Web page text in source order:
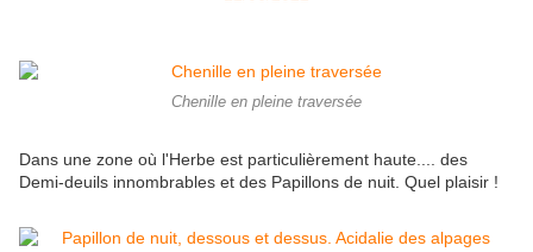
Chenille en pleine traversée
Dans une zone où l'Herbe est particulièrement haute.... des
Demi-deuils innombrables et des Papillons de nuit. Quel plaisir !